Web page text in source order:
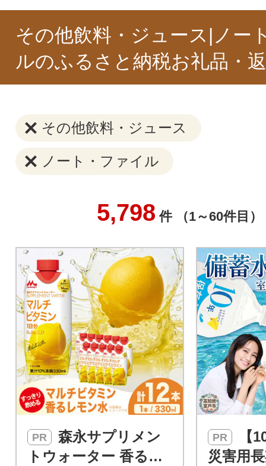
その他飲料・ジュース|ノー
ルのふるさと納税お礼品・
その他飲料・ジュース
ノート・ファイル
5,798 件 （1～60件目）
PR
トウォーター 香るレ
PR
災害用